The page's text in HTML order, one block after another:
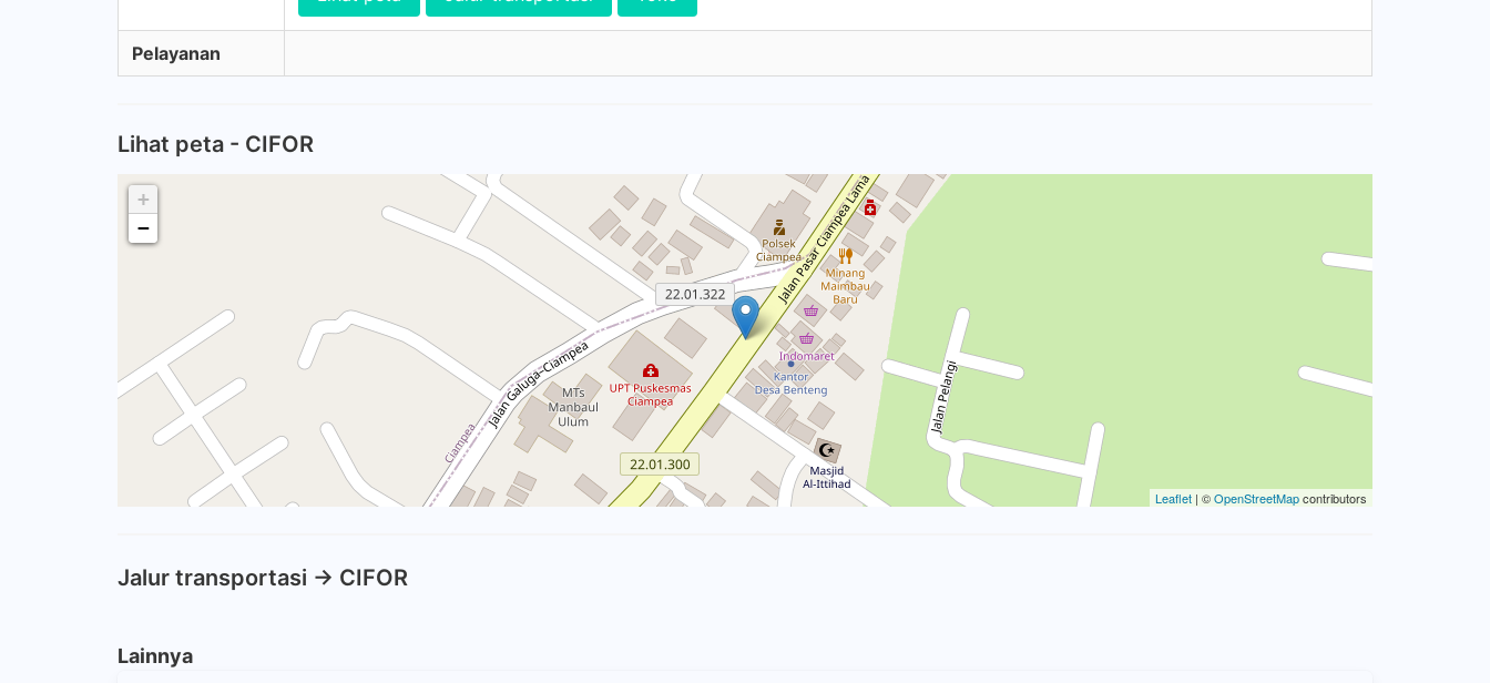
Pelayanan
Lihat peta - CIFOR
+
−
Leaflet | ©OpenStreetMapcontributors
Jalur transportasi -> CIFOR
Lainnya